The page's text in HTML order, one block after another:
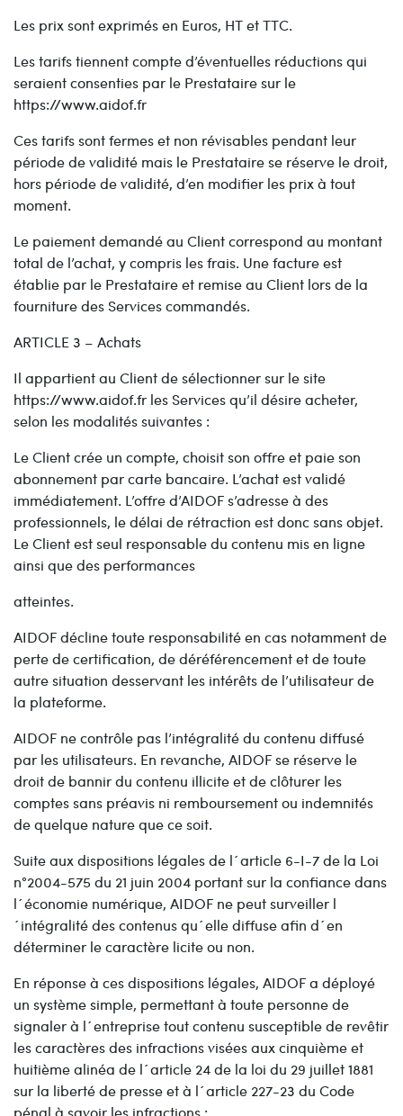
Les prix sont exprimés en Euros, HT et TTC.
Les tarifs tiennent compte d’éventuelles réductions qui
seraient consenties par le Prestataire sur le
https://www.aidof.fr
Ces tarifs sont fermes et non révisables pendant leur
période de validité mais le Prestataire se réserve le droit,
hors période de validité, d’en modifier les prix à tout
moment.
Le paiement demandé au Client correspond au montant
total de l’achat, y compris les frais. Une facture est
établie par le Prestataire et remise au Client lors de la
fourniture des Services commandés.
ARTICLE 3 – Achats
Il appartient au Client de sélectionner sur le site
https://www.aidof.fr les Services qu’il désire acheter,
selon les modalités suivantes :
Le Client crée un compte, choisit son offre et paie son
abonnement par carte bancaire. L’achat est validé
immédiatement. L’offre d’AIDOF s’adresse à des
professionnels, le délai de rétraction est donc sans objet.
Le Client est seul responsable du contenu mis en ligne
ainsi que des performances
atteintes.
AIDOF décline toute responsabilité en cas notamment de
perte de certification, de déréférencement et de toute
autre situation desservant les intérêts de l’utilisateur de
la plateforme.
AIDOF ne contrôle pas l’intégralité du contenu diffusé
par les utilisateurs. En revanche, AIDOF se réserve le
droit de bannir du contenu illicite et de clôturer les
comptes sans préavis ni remboursement ou indemnités
de quelque nature que ce soit.
Suite aux dispositions légales de l´article 6-I-7 de la Loi
n°2004-575 du 21 juin 2004 portant sur la confiance dans
l´économie numérique, AIDOF ne peut surveiller l
´intégralité des contenus qu´elle diffuse afin d´en
déterminer le caractère licite ou non.
En réponse à ces dispositions légales, AIDOF a déployé
un système simple, permettant à toute personne de
signaler à l´entreprise tout contenu susceptible de revêtir
les caractères des infractions visées aux cinquième et
huitième alinéa de l´article 24 de la loi du 29 juillet 1881
sur la liberté de presse et à l´article 227-23 du Code